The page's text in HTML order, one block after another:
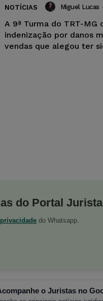
NOTÍCIAS Miguel Lucas
A 9ª Turma do TRT-
indenização por danos
vendas que alegou ter
do Portal
privacidade do Whatsapp.
o Juristas no